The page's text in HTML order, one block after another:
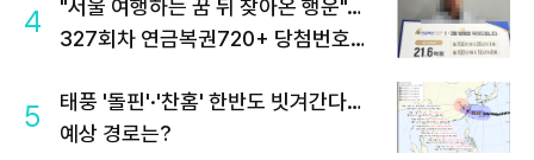
4
"서울 여행하는 꿈 뒤 찾아온 행운"…
327회차 연금복권720+ 당첨번호조
5
태풍 '돌핀'·'찬홈' 한반도 빗겨간다…
예상 경로는?